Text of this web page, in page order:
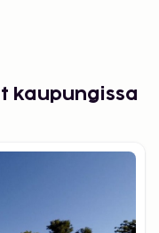
kaupungissa